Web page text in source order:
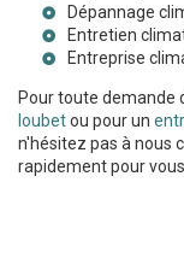
Dépannage
Entretien
Entreprise
Pour toute demande
loubetou pour un
n'hésitez pas à nous
rapidement pour